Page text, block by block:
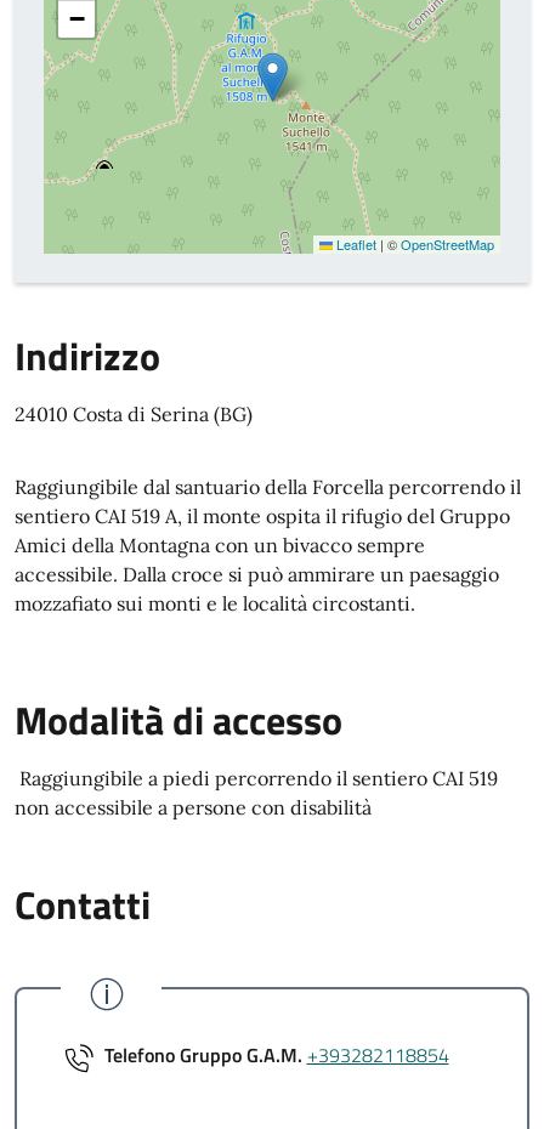
−
Leaflet | ©OpenStreetMap
Indirizzo
24010 Costa di Serina (BG)
Raggiungibile dal santuario della Forcella percorrendo il
sentiero CAI 519 A, il monte ospita il rifugio del Gruppo
Amici della Montagna con un bivacco sempre
accessibile. Dalla croce si può ammirare un paesaggio
mozzafiato sui monti e le località circostanti.
Modalità di accesso
Raggiungibile a piedi percorrendo il sentiero CAI 519
non accessibile a persone con disabilità
Contatti
Telefono Gruppo G.A.M. +393282118854